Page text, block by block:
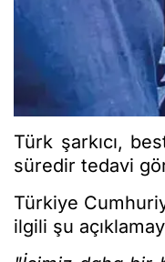
Türk şarkıcı,
süredir tedavi
Türkiye
ilgili şu